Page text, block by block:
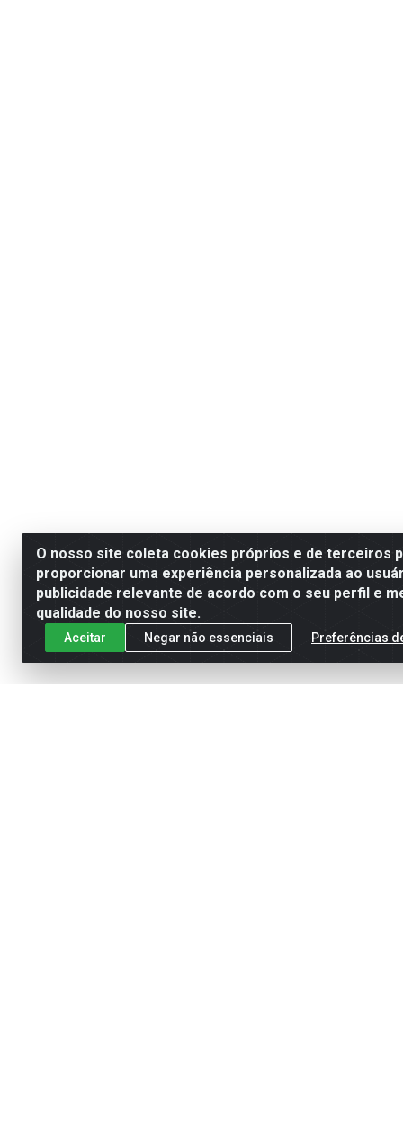
O nosso site coleta cookies próprios e de terceiros
proporcionar uma experiência personalizada ao
publicidade relevante de acordo com o seu perfil e
qualidade do nosso site.
Aceitar Negar não essenciais Preferências